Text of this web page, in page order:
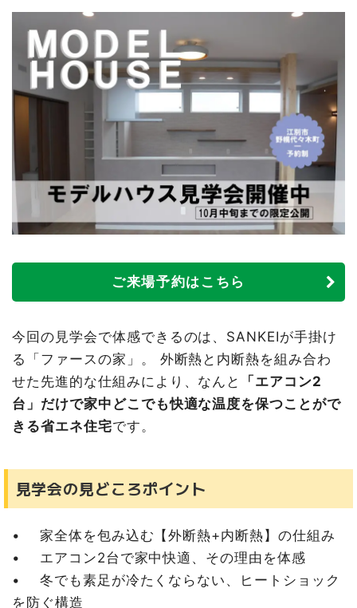
ご来場予約はこちら
今回の見学会で体感できるのは、SANKEIが手掛け
る「ファースの家」。 外断熱と内断熱を組み合わ
せた先進的な仕組みにより、なんと
「エアコン2
台」だけで家中どこでも快適な温度を保つことがで
きる省エネ住宅です。
見学会の見どころポイント
• 家全体を包み込む【外断熱+内断熱】の仕組み
• エアコン2台で家中快適、その理由を体感
• 冬でも素足が冷たくならない、ヒートショック
を防ぐ構造